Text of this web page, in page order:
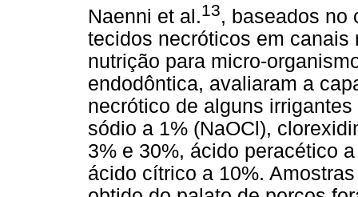
Naenni et al.13, baseados no
tecidos necróticos em canais
nutrição para micro-
endodôntica, avaliaram a
necrótico de alguns
sódio a 1% (NaOCl),
3% e 30%, ácido peracético
ácido cítrico a 10%.